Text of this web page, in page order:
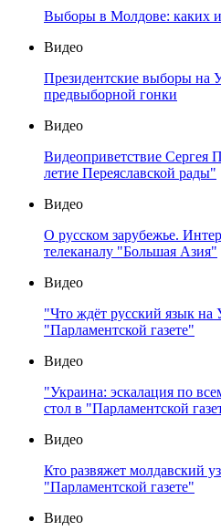
Выборы в Молдове: каких
Видео
Президентские выборы на
предвыборной гонки
Видео
Видеоприветствие Сергея
летие Переяславской рады"
Видео
О русском зарубежье.
телеканалу "Большая Азия"
Видео
"Что ждёт русский язык на
"Парламентской газете"
Видео
"Украина: эскалация по
стол в "Парламентской
Видео
Кто развяжет молдавский
"Парламентской газете"
Видео